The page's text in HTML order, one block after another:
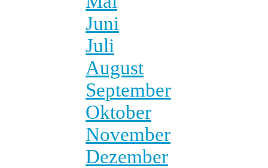
Juni
Juli
August
September
Oktober
November
Dezember